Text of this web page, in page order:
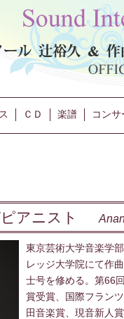
ＣＤ 楽譜 コン
アニスト
東京芸術大学音楽学
レッジ大学院にて作
士号を修める。第66
賞受賞、国際フラン
田音楽賞、現音新人